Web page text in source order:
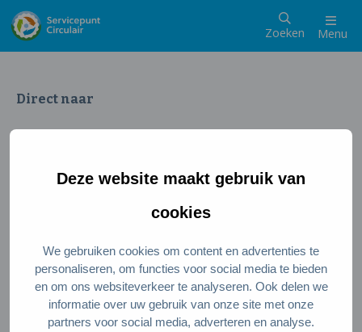
Deze website maakt gebruik van
cookies
We gebruiken cookies om content en advertenties te
personaliseren, om functies voor social media te bieden
en om ons websiteverkeer te analyseren. Ook delen we
informatie over uw gebruik van onze site met onze
partners voor social media, adverteren en analyse.
Zoeken Menu
Direct naar
Wat is een circulaire samenleving
Meedoen als ondernemer
Circulaire producten en diensten
Wie zijn wij?
Over ons
Stel je vraag